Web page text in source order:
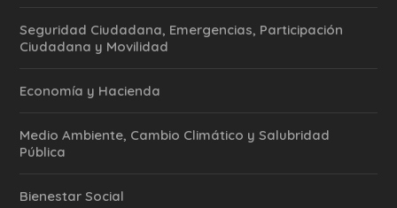
Seguridad Ciudadana, Emergencias, Participación
Ciudadana y Movilidad
Economía y Hacienda
Medio Ambiente, Cambio Climático y Salubridad
Pública
Bienestar Social